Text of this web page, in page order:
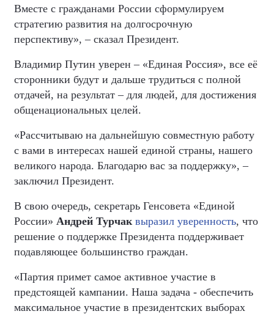
Вместе с гражданами России сформулируем
стратегию развития на долгосрочную
перспективу», – сказал Президент.
Владимир Путин уверен – «Единая Россия», все её
сторонники будут и дальше трудиться с полной
отдачей, на результат – для людей, для достижения
общенациональных целей.
«Рассчитываю на дальнейшую совместную работу
с вами в интересах нашей единой страны, нашего
великого народа. Благодарю вас за поддержку», –
заключил Президент.
В свою очередь, секретарь Генсовета «Единой
России» Андрей Турчак выразил уверенность, что
решение о поддержке Президента поддерживает
подавляющее большинство граждан.
«Партия примет самое активное участие в
предстоящей кампании. Наша задача - обеспечить
максимальное участие в президентских выборах